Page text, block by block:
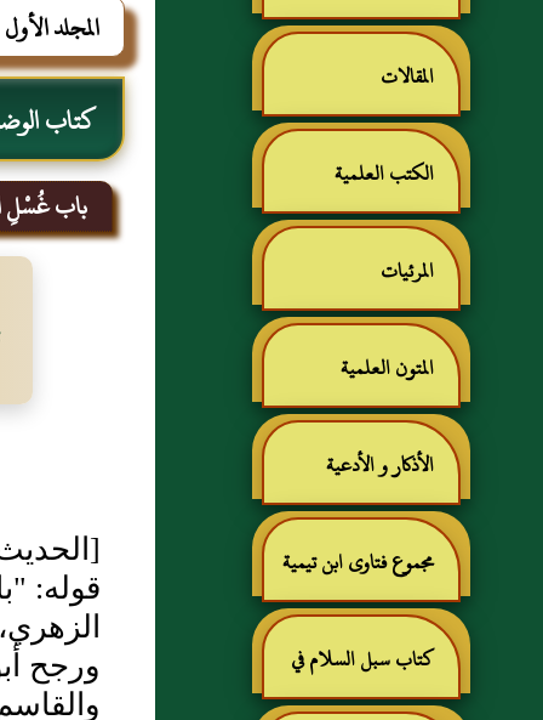
المقالات
الكتب العلمية
المرئيات
المتون العلمية
الأذكار و الأدعية
مجموع فتاوى ابن تيمية
كتاب سبل السلام في
المجلد الأول
كتاب
باب غُسْلِ
[الحديث250- أطرافه
قوله:
ورجح